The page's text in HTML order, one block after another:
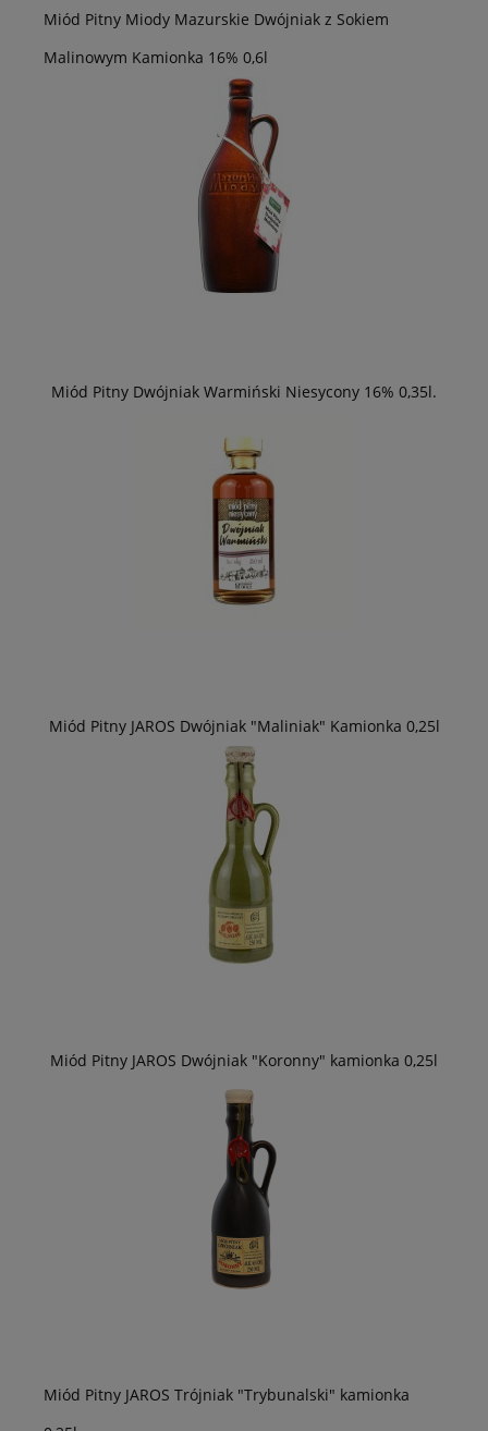
Miód Pitny Miody Mazurskie Dwójniak z Sokiem
Malinowym Kamionka 16% 0,6l
Miód Pitny Dwójniak Warmiński Niesycony 16% 0,35l.
Miód Pitny JAROS Dwójniak "Maliniak" Kamionka 0,25l
Miód Pitny JAROS Dwójniak "Koronny" kamionka 0,25l
Miód Pitny JAROS Trójniak "Trybunalski" kamionka